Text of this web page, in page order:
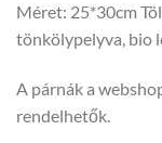
Méret: 25*30cm
tönkölypelyva, bio
A párnák a
rendelhetők.